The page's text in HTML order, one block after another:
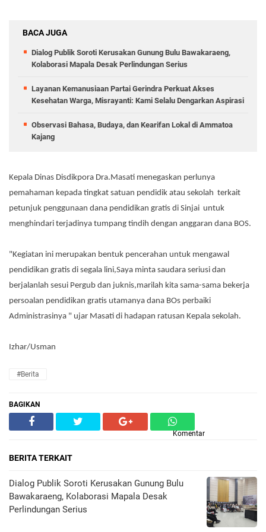
BACA JUGA
Dialog Publik Soroti Kerusakan Gunung Bulu Bawakaraeng,
Kolaborasi Mapala Desak Perlindungan Serius
Layanan Kemanusiaan Partai Gerindra Perkuat Akses
Kesehatan Warga, Misrayanti: Kami Selalu Dengarkan Aspirasi
Observasi Bahasa, Budaya, dan Kearifan Lokal di Ammatoa
Kajang
Kepala Dinas Disdikpora Dra.Masati menegaskan perlunya
pemahaman kepada tingkat satuan pendidik atau sekolah terkait
petunjuk penggunaan dana pendidikan gratis di Sinjai untuk
menghindari terjadinya tumpang tindih dengan anggaran dana BOS.
"Kegiatan ini merupakan bentuk pencerahan untuk mengawal
pendidikan gratis di segala lini,Saya minta saudara seriusi dan
berjalanlah sesui Pergub dan juknis,marilah kita sama-sama bekerja
persoalan pendidikan gratis utamanya dana BOs perbaiki
Administrasinya " ujar Masati di hadapan ratusan Kepala sekolah.
Izhar/Usman
#Berita
BAGIKAN
Komentar
BERITA TERKAIT
Dialog Publik Soroti Kerusakan Gunung Bulu
Bawakaraeng, Kolaborasi Mapala Desak
Perlindungan Serius